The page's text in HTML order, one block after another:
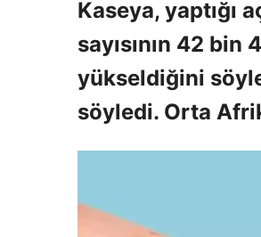
Kaseya, yaptığı
sayısının 42 bin
yükseldiğini
söyledi. Orta